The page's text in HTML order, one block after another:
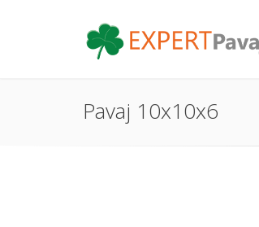
Pavaj 10x10x6